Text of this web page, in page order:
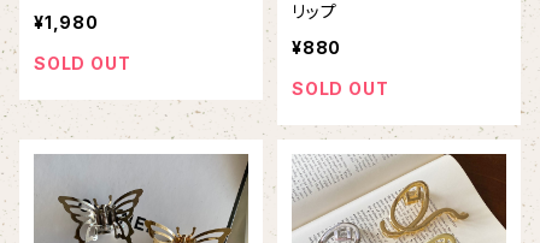
¥1,980
SOLD OUT
リップ
¥880
SOLD OUT